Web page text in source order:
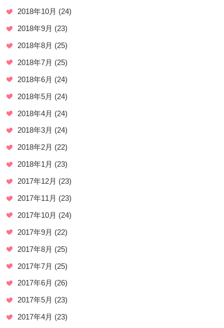
2018年10月 (24)
2018年9月 (23)
2018年8月 (25)
2018年7月 (25)
2018年6月 (24)
2018年5月 (24)
2018年4月 (24)
2018年3月 (24)
2018年2月 (22)
2018年1月 (23)
2017年12月 (23)
2017年11月 (23)
2017年10月 (24)
2017年9月 (22)
2017年8月 (25)
2017年7月 (25)
2017年6月 (26)
2017年5月 (23)
2017年4月 (23)